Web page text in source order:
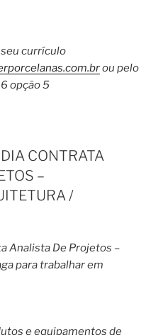
currículo
ou pelo
opção 5
CONTRATA
–
/
Analista De Projetos –
para trabalhar em
e equipamentos de